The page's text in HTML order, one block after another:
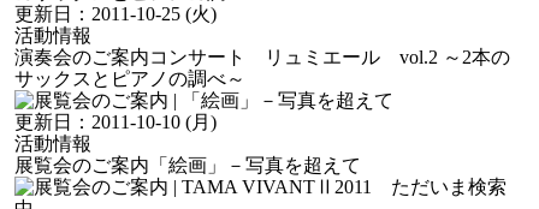
更新日： 2011-10-25 (火)
活動情報
演奏会のご案内コンサート リュミエール vol.2 ～2本の
サックスとピアノの調べ～
更新日： 2011-10-10 (月)
活動情報
展覧会のご案内 「絵画」－写真を超えて